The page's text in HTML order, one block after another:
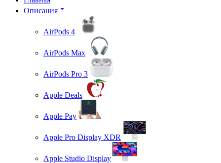
Описания
AirPods 4
AirPods Max
AirPods Pro 3
Apple Deals
Apple Pay
Apple Pro Display XDR
Apple Studio Display